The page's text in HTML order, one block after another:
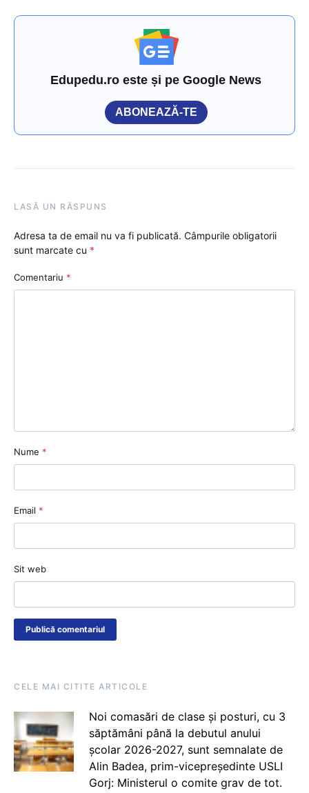
Edupedu.ro este și pe Google News
ABONEAZĂ-TE
LASĂ UN RĂSPUNS
Adresa ta de email nu va fi publicată. Câmpurile obligatorii
sunt marcate cu *
Comentariu *
Nume *
Email *
Sit web
CELE MAI CITITE ARTICOLE
Noi comasări de clase și posturi, cu 3
săptămâni până la debutul anului
școlar 2026-2027, sunt semnalate de
Alin Badea, prim-vicepreședinte USLI
Gorj: Ministerul o comite grav de tot.